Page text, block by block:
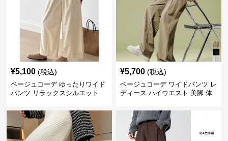
¥5,100 (税込)
ベージュコーデ ゆったりワイド
パンツ リラックスシルエット
¥5,700 (税込)
ベージュコーデ ワイドパンツ レ
ディース ハイウエスト 美脚 体